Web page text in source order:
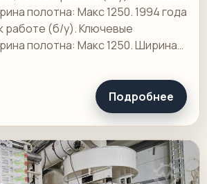
полотна: Макс 1250. 1994 года
работе (б/у). Ключевые
полотна: Макс 1250. Ширина
Подробнее